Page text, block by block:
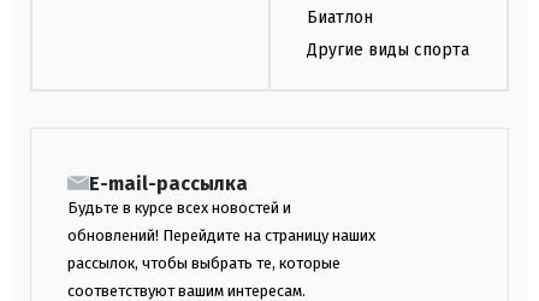
Биатлон
Другие виды спорта
E-mail-рассылка
Будьте в курсе всех новостей и
обновлений! Перейдите на страницу наших
рассылок, чтобы выбрать те, которые
соответствуют вашим интересам.